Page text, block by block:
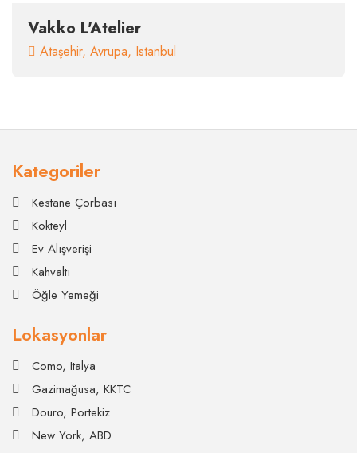
Vakko L'Atelier
Ataşehir, Avrupa, Istanbul
Kategoriler
Kestane Çorbası
Kokteyl
Ev Alışverişi
Kahvaltı
Öğle Yemeği
Lokasyonlar
Como, Italya
Gazimağusa, KKTC
Douro, Portekiz
New York, ABD